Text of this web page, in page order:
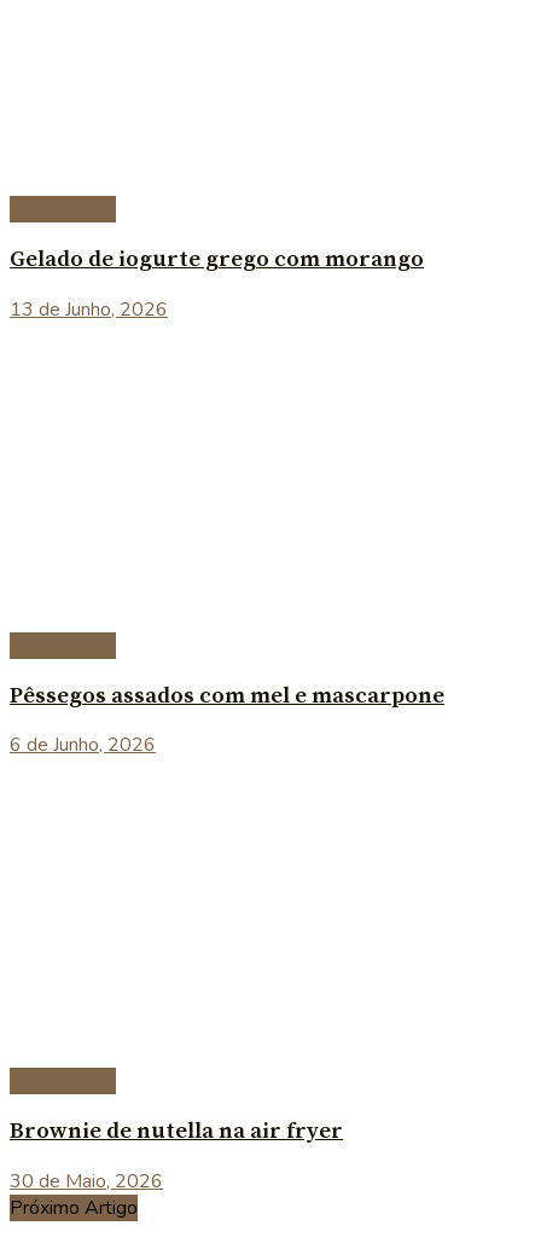
Gelado de iogurte grego com morango
13 de Junho, 2026
Pêssegos assados com mel e mascarpone
6 de Junho, 2026
Brownie de nutella na air fryer
30 de Maio, 2026
Próximo Artigo